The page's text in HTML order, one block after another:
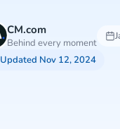
CM.com
Behind every moment
Updated Nov 12, 2024